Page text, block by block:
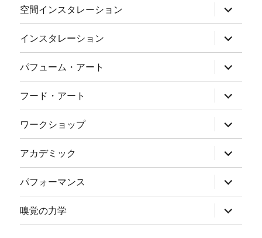
空間インスタレーション
サ
ブ
メ
ニ
ュ
ー
を
展
開
インスタレーション
サ
ブ
メ
ニ
ュ
ー
を
展
開
パフューム・アート
サ
ブ
メ
ニ
ュ
ー
を
展
開
フード・アート
サ
ブ
メ
ニ
ュ
ー
を
展
開
ワークショップ
サ
ブ
メ
ニ
ュ
ー
を
展
開
アカデミック
サ
ブ
メ
ニ
ュ
ー
を
展
開
パフォーマンス
サ
ブ
メ
ニ
ュ
ー
嗅覚の力学
サ
ブ
メ